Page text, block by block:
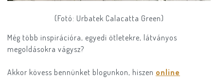
(Fotó: Urbatek Calacatta Green)
Még több inspirációra, egyedi ötletekre, látványos
megoldásokra vágysz?
Akkor kövess bennünket blogunkon, hiszen online